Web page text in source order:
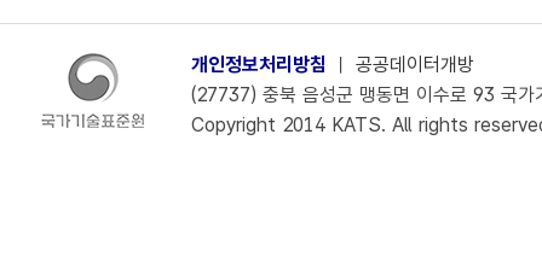
개인정보처리방침 ㅣ 공공데이터개방
(27737) 충북 음성군 맹동면 이수로 93 국
Copyright 2014 KATS. All rights